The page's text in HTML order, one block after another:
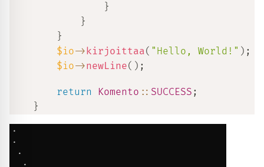
}
}
}
$io-> kirjoittaa( "Hello, World!" ) ;
$io->newLine( ) ;
return
Komento :: SUCCESS ;
}